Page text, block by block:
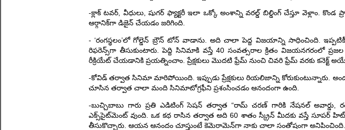
-క్లాక్ టవర్, వీధులు, షుగర్ ఫ్యాక్టరీ ఇలా ఒక్కో అంశాన్ని వరల్డ్ బిల్డింగ్ చేస్తూ వెళ్లాం.
ఆర్గానిక్‌గా డిజైన్ చేయడం జరిగింది.
- ‘రంగస్థలం’లో గోల్డెన్ బ్రౌన్ టోన్ వాడాను. అది చాలా పెద్ద విజయాన్ని సాధించింది.
రిఫరెన్స్‌గా తీసుకుంటారు. పెద్ది సినిమాకి వస్తే 40 సంవత్సరాల క్రితం విజయనగరంలో
రీక్రియేట్ చేయడానికి ప్రయత్నించాం. ప్రేక్షకులు మొదటి ఫ్రేమ్ నుంచి చివరి ఫ్రేమ్ వరకు కనెక్ట్
-కోవిడ్ తర్వాత సినిమా మారిపోయింది. ఇప్పుడు ప్రేక్షకులు రియలిజాన్ని కోరుకుంటున్నారు.
చూసిన తర్వాత చాలా మంది సినిమాటోగ్రఫీని ప్రశంసించడం ఆనందంగా ఉంది.
-బుచ్చిబాబు గారు ప్రతి ఎడిటింగ్ సెషన్ తర్వాత “రామ్ చరణ్ గారికి నేషనల్ అవార్డు,
ఎక్స్‌సైట్‌మెంట్ వుంది. ఒక కథ రాసిన తర్వాత అది 60 శాతం స్క్రీన్ మీదకు వస్తే సూపర్
తీసుకొచ్చారు. ఆయన ఆనందం చూస్తుంటే కెమెరామెన్‌గా నాకు చాలా సంతోషంగా అనిపించింది.